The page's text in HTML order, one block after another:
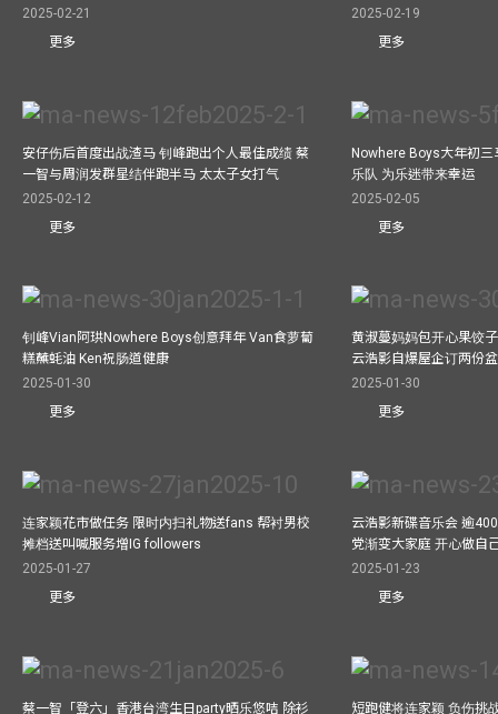
2025-02-21
更多
2025-02-19
更多
安仔伤后首度出战渣马 钊峰跑出个人最佳成绩 蔡
一智与周润发群星结伴跑半马 太太子女打气
2025-02-12
更多
Nowhere Boys大年初
乐队 为乐迷带来幸运
2025-02-05
更多
钊峰Vian阿珙Nowhere Boys创意拜年 Van食萝蔔
糕蘸蚝油 Ken祝肠道健康
2025-01-30
更多
黄淑蔓妈妈包开心果饺
云浩影自爆屋企订两份
2025-01-30
更多
连家颖花市做任务 限时内扫礼物送fans 帮衬男校
摊档送叫喊服务增IG followers
2025-01-27
更多
云浩影新碟音乐会 逾
党渐变大家庭 开心做自
2025-01-23
更多
蔡一智「登六」香港台湾生日party晒乐悠咭 除衫
短跑健将连家颖 负伤挑